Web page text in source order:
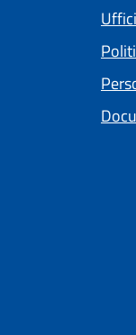
Uffici